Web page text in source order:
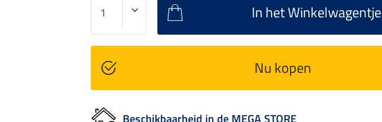
In het Winkelwagentje
Nu kopen
Beschikbaarheid in de MEGA STORE